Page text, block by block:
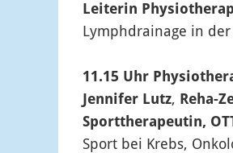
Leiterin
Lymphdrainage in der
11.15 Uhr
Jennifer Lutz, Reha-
Sporttherapeutin,
Sport bei Krebs,